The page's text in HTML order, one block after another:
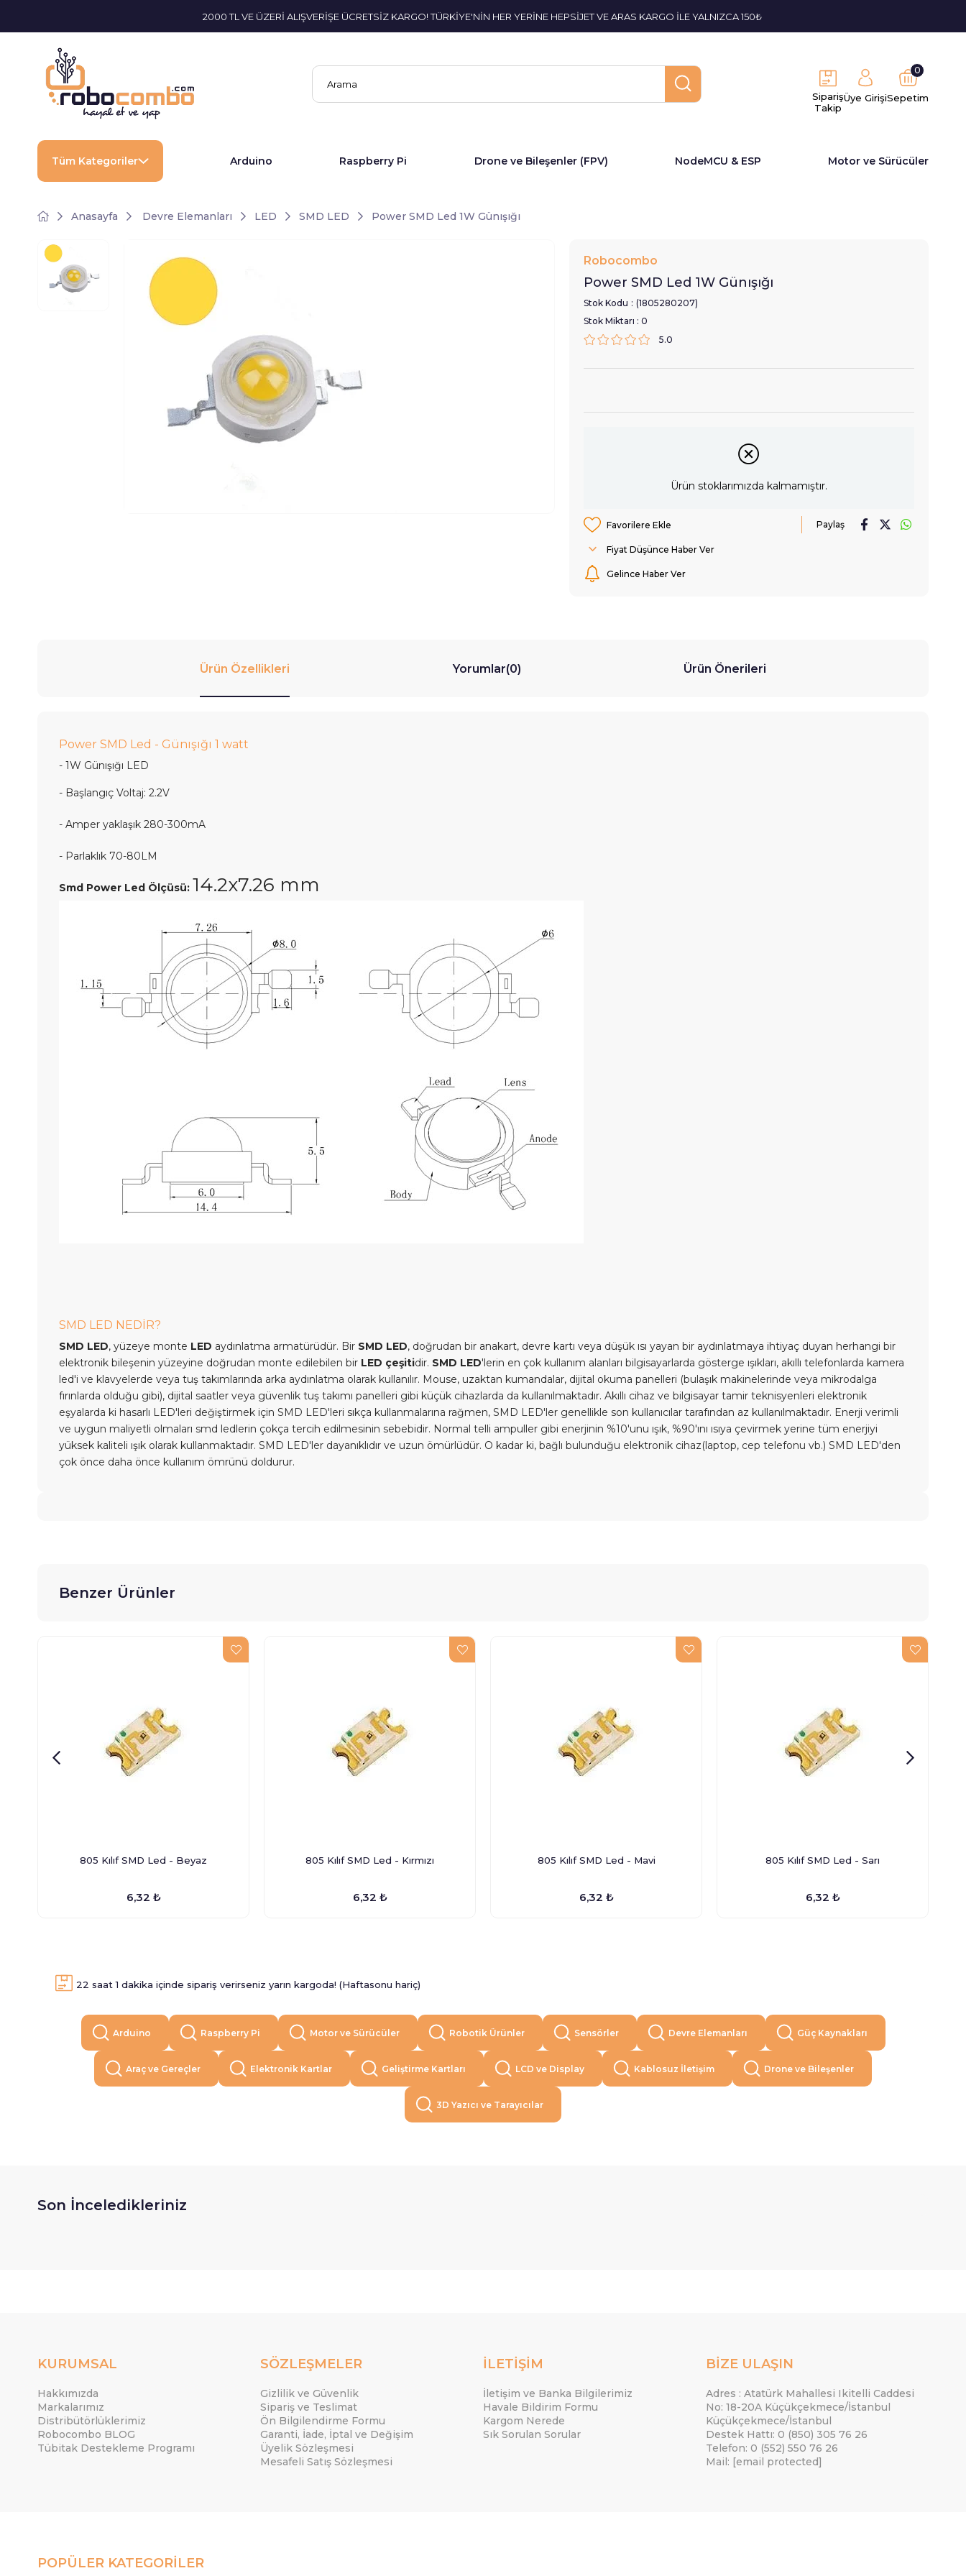
2000 TL VE ÜZERİ ALIŞVERİŞE ÜCRETSİZ KARGO! TÜRKİYE'NİN HER YERİNE HEPSİJET VE ARAS KARGO İLE YALNIZCA 150₺
Sipariş
Takip
Üye GirişiSepetim
0
Tüm Kategoriler Arduino Raspberry Pi Drone ve Bileşenler (FPV) NodeMCU & ESP Motor ve Sürücüler
Anasayfa Devre Elemanları LED SMD LED Power SMD Led 1W Günışığı
Robocombo
Power SMD Led 1W Günışığı
Stok Kodu
(1805280207)
Stok Miktarı : 0
5.0
Ürün stoklarımızda kalmamıştır.
Favorilere Ekle
Fiyat Düşünce Haber Ver
Gelince Haber Ver
Paylaş
Ürün Özellikleri Yorumlar(0) Ürün Önerileri
Power SMD Led - Günışığı 1 watt
- 1W Günışığı LED
- Başlangıç Voltaj: 2.2V
- Amper yaklaşık 280-300mA
- Parlaklık 70-80LM
Smd Power Led Ölçüsü: 14.2x7.26 mm
SMD LED NEDİR?
SMD LED, yüzeye monte LED aydınlatma armatürüdür. Bir SMD LED, doğrudan bir anakart, devre kartı veya düşük ısı yayan bir aydınlatmaya ihtiyaç duyan herhangi bir
elektronik bileşenin yüzeyine doğrudan monte edilebilen bir LED çeşitidir. SMD LED'lerin en çok kullanım alanları bilgisayarlarda gösterge ışıkları, akıllı telefonlarda kamera
led'i ve klavyelerde veya tuş takımlarında arka aydınlatma olarak kullanılır. Mouse, uzaktan kumandalar, dijital okuma panelleri (bulaşık makinelerinde veya mikrodalga
fırınlarda olduğu gibi), dijital saatler veya güvenlik tuş takımı panelleri gibi küçük cihazlarda da kullanılmaktadır. Akıllı cihaz ve bilgisayar tamir teknisyenleri elektronik
eşyalarda ki hasarlı LED'leri değiştirmek için SMD LED'leri sıkça kullanmalarına rağmen, SMD LED'ler genellikle son kullanıcılar tarafından az kullanılmaktadır. Enerji verimli
ve uygun maliyetli olmaları smd ledlerin çokça tercih edilmesinin sebebidir. Normal telli ampuller gibi enerjinin %10'unu ışık, %90'ını ısıya çevirmek yerine tüm enerjiyi
yüksek kaliteli ışık olarak kullanmaktadır. SMD LED'ler dayanıklıdır ve uzun ömürlüdür. O kadar ki, bağlı bulunduğu elektronik cihaz(laptop, cep telefonu vb.) SMD LED'den
çok önce daha önce kullanım ömrünü doldurur.
Benzer Ürünler
805 Kılıf SMD Led - Beyaz
6,32 ₺
805 Kılıf SMD Led - Kırmızı
6,32 ₺
805 Kılıf SMD Led - Mavi
6,32 ₺
805 Kılıf SMD Led - Sarı
6,32 ₺
22 saat1 dakika içinde sipariş verirseniz yarın kargoda! (Haftasonu hariç)
Arduino Raspberry Pi Motor ve Sürücüler Robotik Ürünler Sensörler Devre Elemanları Güç Kaynakları
Araç ve Gereçler Elektronik Kartlar Geliştirme Kartları LCD ve Display Kablosuz İletişim Drone ve Bileşenler
3D Yazıcı ve Tarayıcılar
Son İnceledikleriniz
KURUMSAL
Hakkımızda
Markalarımız
Distribütörlüklerimiz
Robocombo BLOG
Tübitak Destekleme Programı
SÖZLEŞMELER
Gizlilik ve Güvenlik
Sipariş ve Teslimat
Ön Bilgilendirme Formu
Garanti, İade, İptal ve Değişim
Üyelik Sözleşmesi
Mesafeli Satış Sözleşmesi
İLETİŞİM
İletişim ve Banka Bilgilerimiz
Havale Bildirim Formu
Kargom Nerede
Sık Sorulan Sorular
BİZE ULAŞIN
Adres : Atatürk Mahallesi Ikitelli Caddesi
No: 18-20A Küçükçekmece/İstanbul
Küçükçekmece/İstanbul
Destek Hattı: 0 (850) 305 76 26
Telefon: 0 (552) 550 76 26
Mail: [email protected]
POPÜLER KATEGORİLER